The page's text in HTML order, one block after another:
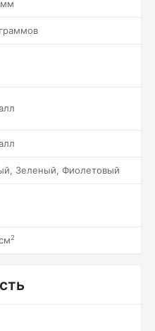
мм
Зеленый, Фиолетовый
2